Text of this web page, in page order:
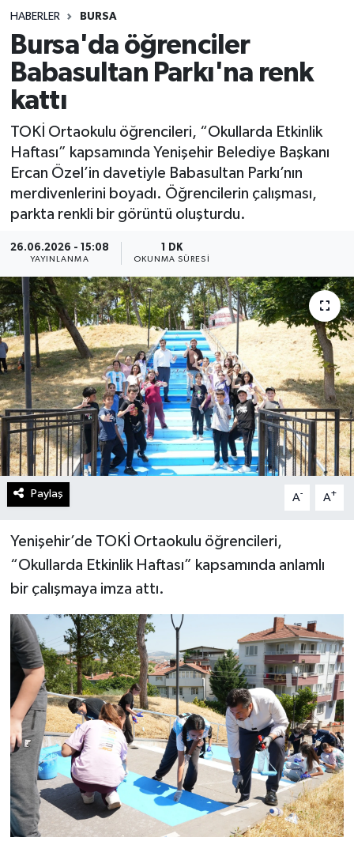
HABERLER BURSA
Bursa'da öğrenciler
Babasultan Parkı'na renk
kattı
TOKİ Ortaokulu öğrencileri, “Okullarda Etkinlik
Haftası” kapsamında Yenişehir Belediye Başkanı
Ercan Özel’in davetiyle Babasultan Parkı’nın
merdivenlerini boyadı. Öğrencilerin çalışması,
parkta renkli bir görüntü oluşturdu.
26.06.2026 - 15:08
YAYINLANMA
1 DK
OKUNMA SÜRESI
Paylaş A- A+
Yenişehir’de TOKİ Ortaokulu öğrencileri,
“Okullarda Etkinlik Haftası” kapsamında anlamlı
bir çalışmaya imza attı.
Spor
Teknoloji
Yaşam